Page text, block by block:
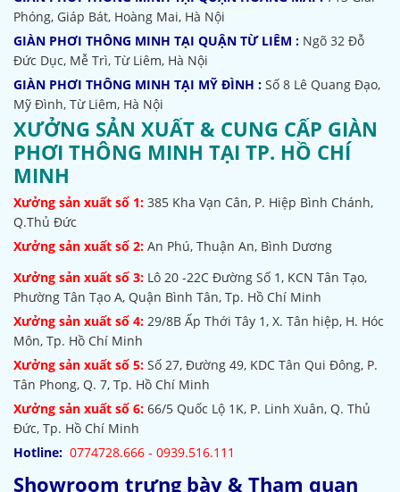
Phóng, Giáp Bát, Hoàng Mai, Hà Nội
GIÀN PHƠI THÔNG MINH TẠI QUẬN TỪ LIÊM : Ngõ 32 Đỗ
Đức Dục, Mễ Trì, Từ Liêm, Hà Nội
GIÀN PHƠI THÔNG MINH TẠI MỸ ĐÌNH : Số 8 Lê Quang Đạo,
Mỹ Đình, Từ Liêm, Hà Nội
XƯỞNG SẢN XUẤT & CUNG CẤP GIÀN
PHƠI THÔNG MINH TẠI TP. HỒ CHÍ
MINH
Xưởng sản xuất số 1: 385 Kha Vạn Cân, P. Hiệp Bình Chánh,
Q.Thủ Đức
Xưởng sản xuất số 2: An Phú, Thuận An, Bình Dương
Xưởng sản xuất số 3: Lô 20 -22C Đường Số 1, KCN Tân Tạo,
Phường Tân Tạo A, Quận Bình Tân, Tp. Hồ Chí Minh
Xưởng sản xuất số 4: 29/8B Ấp Thới Tây 1, X. Tân hiệp, H. Hóc
Môn, Tp. Hồ Chí Minh
Xưởng sản xuất số 5: Số 27, Đường 49, KDC Tân Qui Đông, P.
Tân Phong, Q. 7, Tp. Hồ Chí Minh
Xưởng sản xuất số 6: 66/5 Quốc Lộ 1K, P. Linh Xuân, Q. Thủ
Đức, Tp. Hồ Chí Minh
Hotline: 0774728.666 - 0939.516.111
Showroom trưng bày & Tham quan